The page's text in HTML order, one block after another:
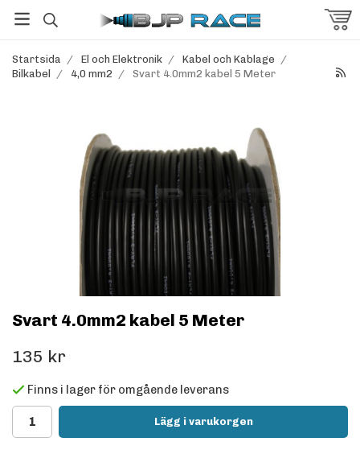
Startsida / El och Elektronik / Kabel och Kablage /
Bilkabel
/ 4,0 mm2 / Svart 4.0mm2 kabel 5 Meter
Svart 4.0mm2 kabel 5 Meter
135 kr
Finns i lager för omgående leverans
Lägg i varukorgen